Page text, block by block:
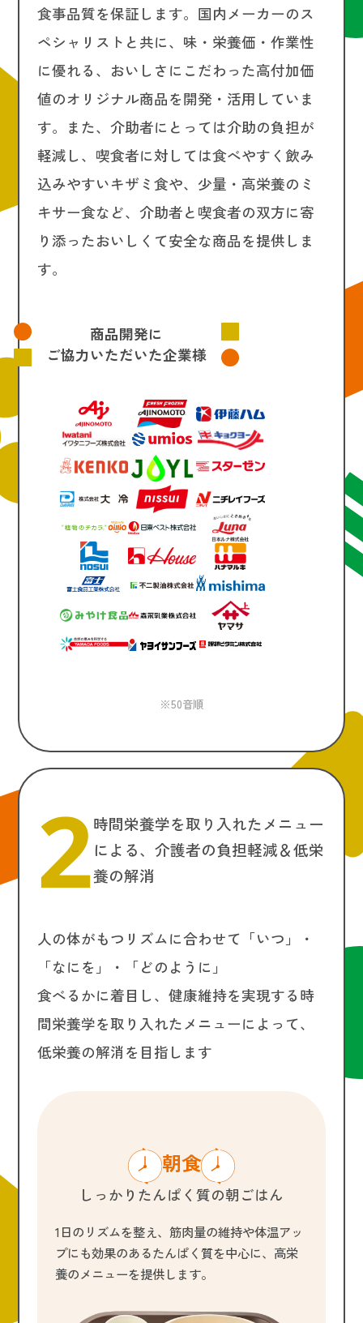
食事品質を保証します。国内メーカーのス
ペシャリストと共に、味・栄養価・作業性
に優れる、おいしさにこだわった高付加価
値のオリジナル商品を開発・活用していま
す。また、介助者にとっては介助の負担が
軽減し、喫食者に対しては食べやすく飲み
込みやすいキザミ食や、少量・高栄養のミ
キサー食など、介助者と喫食者の双方に寄
り添ったおいしくて安全な商品を提供しま
す。
商品開発に
ご協力いただいた企業様
※50音順
2時間栄養学を取り入れたメニュー
による、介護者の負担軽減＆低栄
養の解消
人の体がもつリズムに合わせて「いつ」・
「なにを」・「どのように」
食べるかに着目し、健康維持を実現する時
間栄養学を取り入れたメニューによって、
低栄養の解消を目指します
朝食
しっかりたんぱく質の朝ごはん
1日のリズムを整え、筋肉量の維持や体温アッ
プにも効果のあるたんぱく質を中心に、高栄
養のメニューを提供します。